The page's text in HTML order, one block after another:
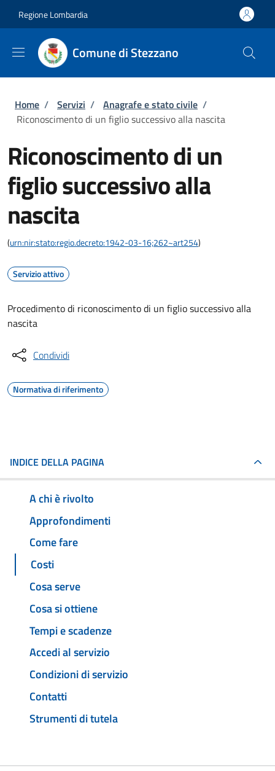
Regione Lombardia
Comune di Stezzano
Briciole di pane
Home / Servizi / Anagrafe e stato civile /
Riconoscimento di un figlio successivo alla nascita
Riconoscimento di un
figlio successivo alla
nascita
(urn:nir:stato:regio.decreto:1942-03-16;262~art254)
Servizio attivo
Procedimento di riconoscimento di un figlio successivo alla
nascita
Condividi
Normativa di riferimento
INDICE DELLA PAGINA
A chi è rivolto
Approfondimenti
Come fare
Costi
Cosa serve
Cosa si ottiene
Tempi e scadenze
Accedi al servizio
Condizioni di servizio
Contatti
Strumenti di tutela